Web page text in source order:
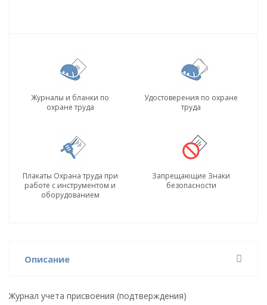
Журналы и бланки по
охране труда
Удостоверения по охране
труда
Плакаты Охрана труда при
работе с инструментом и
оборудованием
Запрещающие Знаки
безопасности
Описание
Журнал учета присвоения (подтверждения)